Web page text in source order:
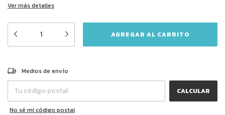
Ver más detalles
Entregas para el CP:
Medios de envío
CALCULAR
No sé mi código postal